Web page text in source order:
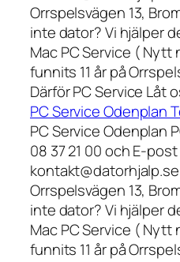
Orrspelsvägen 13,
inte dator? Vi hjälper
Mac PC Service ( Nytt
funnits 11 år på
Därför PC Service Låt
PC Service Odenplan
PC Service Odenplan
08 37 21 00 och E-post
Orrspelsvägen 13,
inte dator? Vi hjälper
Mac PC Service ( Nytt
funnits 11 år på